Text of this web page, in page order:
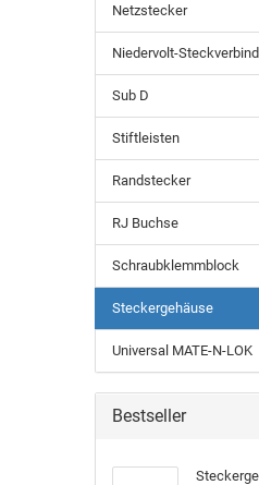
Netzstecker
Niedervolt-
Sub D
Stiftleisten
Randstecker
RJ Buchse
Schraubklemmblock
Steckergehäuse
Universal MATE-N-LOK
Bestseller